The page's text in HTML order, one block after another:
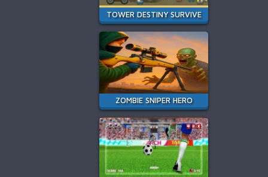
TOWER DESTINY SURVIVE
ZOMBIE SNIPER HERO